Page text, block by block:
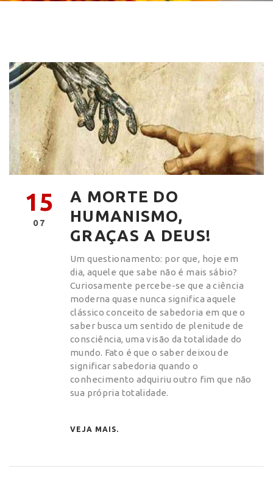
15
07
A MORTE DO
HUMANISMO,
GRAÇAS A DEUS!
Um questionamento: por que, hoje em
dia, aquele que sabe não é mais sábio?
Curiosamente percebe-se que a ciência
moderna quase nunca significa aquele
clássico conceito de sabedoria em que o
saber busca um sentido de plenitude de
consciência, uma visão da totalidade do
mundo. Fato é que o saber deixou de
significar sabedoria quando o
conhecimento adquiriu outro fim que não
sua própria totalidade.
VEJA MAIS.